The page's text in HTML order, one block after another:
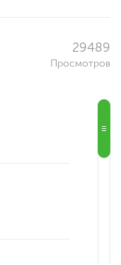
29489
Просмотров